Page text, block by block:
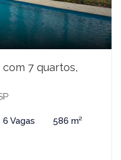
7 quartos,
6 Vagas 586 m²